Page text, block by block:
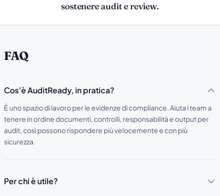
sostenere audit e review.
FAQ
Cos’è AuditReady, in pratica?
È uno spazio di lavoro per le evidenze di compliance. Aiuta i team a
tenere in ordine documenti, controlli, responsabilità e output per
audit, così possono rispondere più velocemente e con più
sicurezza.
Per chi è utile?